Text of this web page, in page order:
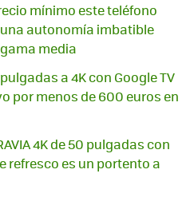
mínimo este teléfono
autonomía imbatible
media
a 4K con Google TV
por menos de 600 euros en
4K de 50 pulgadas con
refresco es un portento a